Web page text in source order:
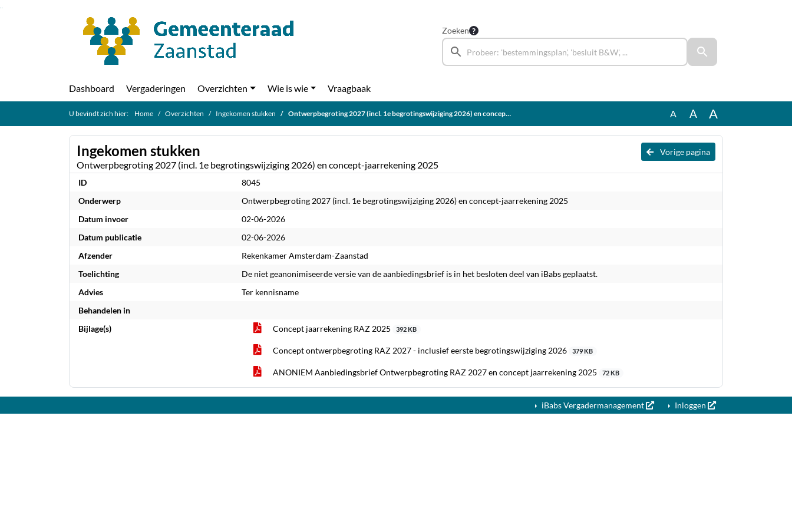
Ga naar de inhoud van deze pagina
Zoeken
Dashboard Vergaderingen Overzichten Wie is wie Vraagbaak
U bevindt zich hier: Home Overzichten Ingekomen stukken Ontwerpbegroting 2027 (incl. 1e begrotingswijziging 2026) en concept-jaarrekening 2025 A A A
Vorige pagina
Ingekomen stukken
Ontwerpbegroting 2027 (incl. 1e begrotingswijziging 2026) en concept-jaarrekening 2025
ID
8045
Onderwerp
Ontwerpbegroting 2027 (incl. 1e begrotingswijziging 2026) en concept-jaarrekening 2025
Datum invoer
02-06-2026
Datum publicatie
02-06-2026
Afzender
Rekenkamer Amsterdam-Zaanstad
Toelichting
De niet geanonimiseerde versie van de aanbiedingsbrief is in het besloten deel van iBabs geplaatst.
Advies
Ter kennisname
Behandelen in
Bijlage(s)
Concept jaarrekening RAZ 2025 392 KB
Concept ontwerpbegroting RAZ 2027 - inclusief eerste begrotingswijziging 2026 379 KB
ANONIEM Aanbiedingsbrief Ontwerpbegroting RAZ 2027 en concept jaarrekening 2025 72 KB
iBabs Vergadermanagement Inloggen